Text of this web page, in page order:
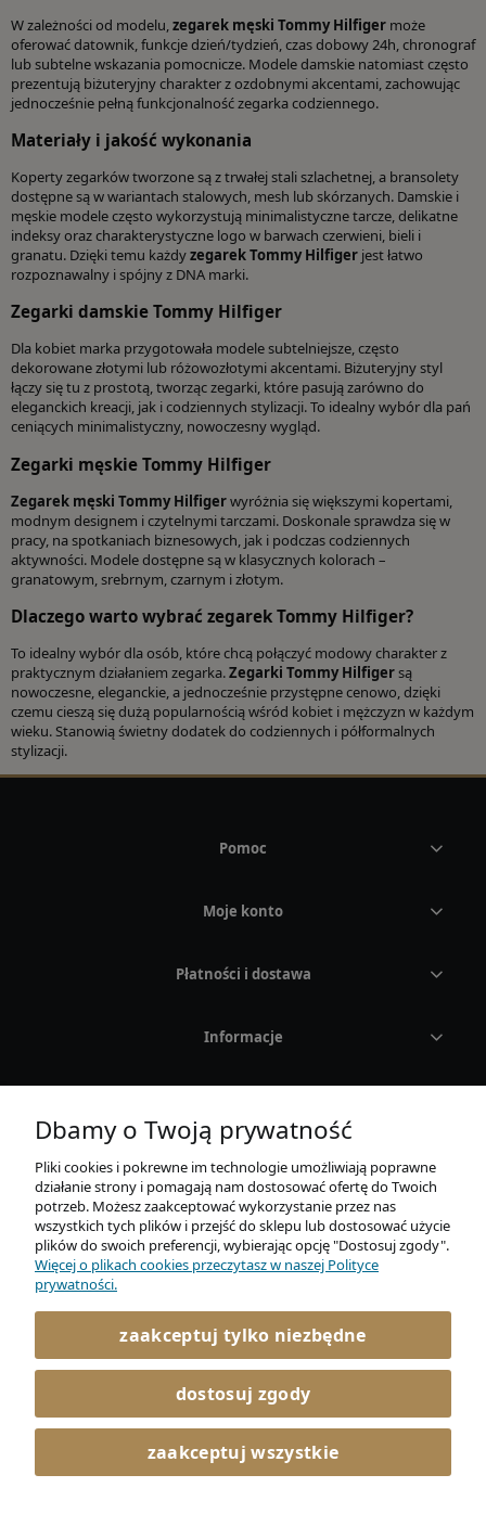
W zależności od modelu,zegarek męski Tommy Hilfiger może
oferować datownik, funkcje dzień/tydzień, czas dobowy 24h, chronograf
lub subtelne wskazania pomocnicze. Modele damskie natomiast często
prezentują biżuteryjny charakter z ozdobnymi akcentami, zachowując
jednocześnie pełną funkcjonalność zegarka codziennego.
Materiały i jakość wykonania
Koperty zegarków tworzone są z trwałej stali szlachetnej, a bransolety
dostępne są w wariantach stalowych, mesh lub skórzanych. Damskie i
męskie modele często wykorzystują minimalistyczne tarcze, delikatne
indeksy oraz charakterystyczne logo w barwach czerwieni, bieli i
granatu. Dzięki temu każdyzegarek Tommy Hilfiger jest łatwo
rozpoznawalny i spójny z DNA marki.
Zegarki damskie Tommy Hilfiger
Dla kobiet marka przygotowała modele subtelniejsze, często
dekorowane złotymi lub różowozłotymi akcentami. Biżuteryjny styl
łączy się tu z prostotą, tworząc zegarki, które pasują zarówno do
eleganckich kreacji, jak i codziennych stylizacji. To idealny wybór dla pań
ceniących minimalistyczny, nowoczesny wygląd.
Zegarki męskie Tommy Hilfiger
Zegarek męski Tommy Hilfigerwyróżnia się większymi kopertami,
modnym designem i czytelnymi tarczami. Doskonale sprawdza się w
pracy, na spotkaniach biznesowych, jak i podczas codziennych
aktywności. Modele dostępne są w klasycznych kolorach –
granatowym, srebrnym, czarnym i złotym.
Dlaczego warto wybrać zegarek Tommy Hilfiger?
To idealny wybór dla osób, które chcą połączyć modowy charakter z
praktycznym działaniem zegarka.Zegarki Tommy Hilfigersą
nowoczesne, eleganckie, a jednocześnie przystępne cenowo, dzięki
czemu cieszą się dużą popularnością wśród kobiet i mężczyzn w każdym
wieku. Stanowią świetny dodatek do codziennych i półformalnych
stylizacji.
Pomoc
Moje konto
Płatności i dostawa
Informacje
AURUM Sp. z o. o.
86-300 Grudziądz
722 045 366
instagram
Dbamy o Twoją prywatność
Pliki cookies i pokrewne im technologie umożliwiają poprawne
działanie strony i pomagają nam dostosować ofertę do Twoich
potrzeb. Możesz zaakceptować wykorzystanie przez nas
wszystkich tych plików i przejść do sklepu lub dostosować użycie
plików do swoich preferencji, wybierając opcję "Dostosuj zgody".
Więcej o plikach cookies przeczytasz w naszej Polityce
prywatności.
zaakceptuj tylko niezbędne
dostosuj zgody
zaakceptuj wszystkie